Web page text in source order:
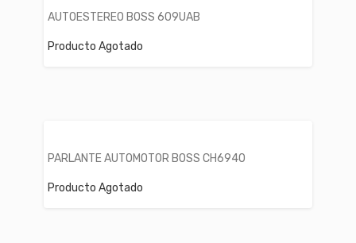
AUTOESTEREO BOSS 609UAB
Producto Agotado
PARLANTE AUTOMOTOR BOSS CH6940
Producto Agotado